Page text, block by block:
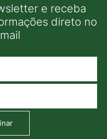
e receba
direto no